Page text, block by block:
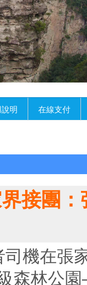
明 在線支付
接團
司機在張
森林公